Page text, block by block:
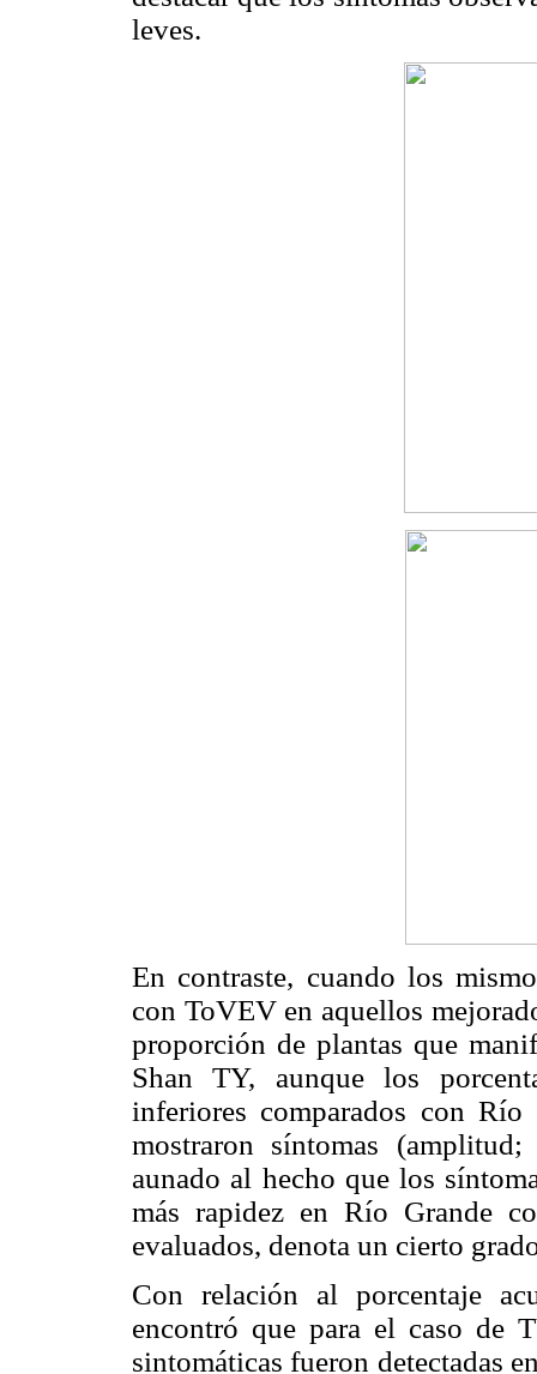
leves.
En contraste, cuando los
con ToVEV en aquellos
proporción de plantas que
Shan TY, aunque los
inferiores comparados con
mostraron síntomas
aunado al hecho que los
más rapidez en Río Grande
evaluados, denota un cierto
Con relación al porcentaje
encontró que para el caso de
sintomáticas fueron detectadas